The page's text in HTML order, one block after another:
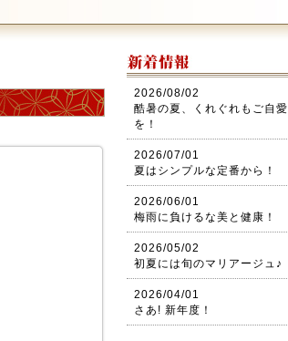
2026/08/02
酷暑の夏、くれぐれもご自愛
を！
2026/07/01
夏はシンプルな定番から！
2026/06/01
梅雨に負けるな美と健康！
2026/05/02
初夏には旬のマリアージュ♪
2026/04/01
さあ! 新年度！